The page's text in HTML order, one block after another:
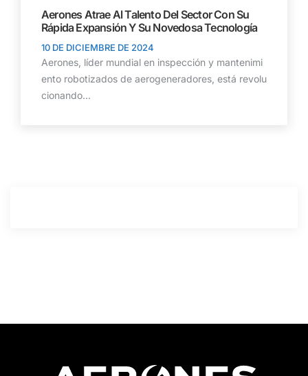
Aerones Atrae Al Talento Del Sector Con Su
Rápida Expansión Y Su Novedosa Tecnología
10 DE DICIEMBRE DE 2024
Aerones, líder mundial en inspección y mantenimi
ento robotizados de aerogeneradores, está revolu
cionando...